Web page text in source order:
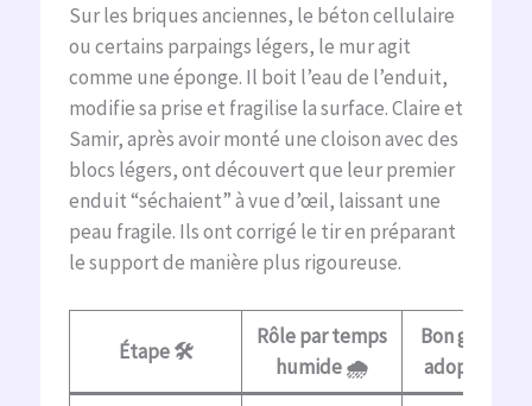
Sur les briques anciennes, le béton cellulaire
ou certains parpaings légers, le mur agit
comme une éponge. Il boit l’eau de l’enduit,
modifie sa prise et fragilise la surface. Claire et
Samir, après avoir monté une cloison avec des
blocs légers, ont découvert que leur premier
enduit “séchaient” à vue d’œil, laissant une
peau fragile. Ils ont corrigé le tir en préparant
le support de manière plus rigoureuse.
Étape 🛠️
Rôle par temps
humide 🌧️
Bon geste à
adopter ✅